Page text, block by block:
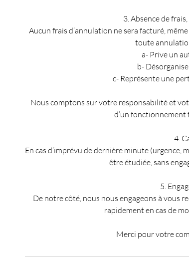
3. Absence de
Aucun frais d’annulation ne sera facturé,
toute
a- Prive un
b-
c- Représente une
Nous comptons sur votre responsabilité et
d’un fonctionnement
4.
En cas d’imprévu de dernière minute
être étudiée, sans
5.
De notre côté, nous nous engageons à vous
rapidement en cas de
Merci pour votre